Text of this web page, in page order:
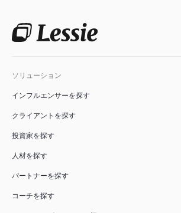
ソリューション
インフルエンサーを探す
クライアントを探す
投資家を探す
人材を探す
パートナーを探す
コーチを探す